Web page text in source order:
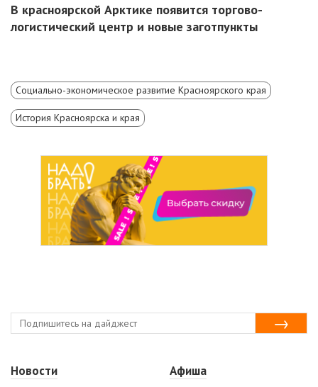
В красноярской Арктике появится торгово-
логистический центр и новые заготпункты
Социально-экономическое развитие Красноярского края
История Красноярска и края
Новости
Афиша